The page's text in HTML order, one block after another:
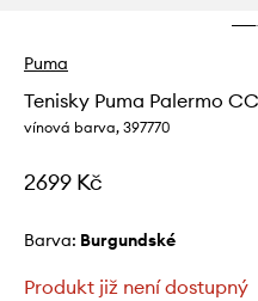
Puma
Tenisky Puma Palermo
vínová barva, 397770
2699 Kč
Barva: burgundské
Produkt již není dostupný